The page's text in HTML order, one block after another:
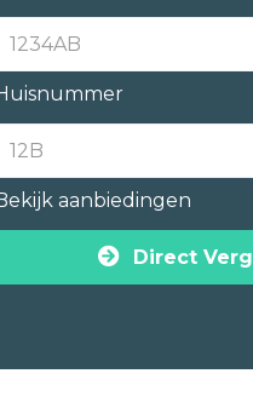
aanbiedingen
Direct